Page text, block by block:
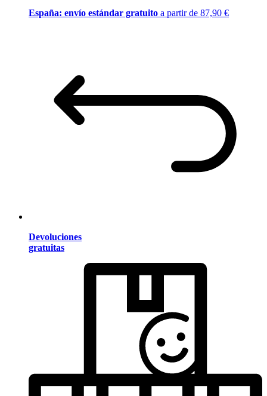
España: envío estándar gratuito a partir de 87,90 €
Devoluciones
gratuitas